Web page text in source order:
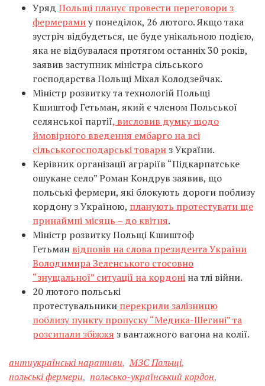
Уряд Польщі планує провести переговори з
фермерамиу понеділок, 26 лютого. Якщо така
зустріч відбудеться, це буде унікальною подією,
яка не відбувалася протягом останніх 30 років,
заявив заступник міністра сільського
господарства Польщі Міхал Колодзейчак.
Міністр розвитку та технологій Польщі
Кшиштоф Гетьман, який є членом Польської
селянської партії, висловив думку щодо
ймовірного введення ембарго на всі
сільськогосподарські товариз України.
Керівник організації аграріїв “Підкарпатське
ошукане село” Роман Кондрув заявив, що
польські фермери, які блокують дороги поблизу
кордону з Україною, планують протестувати ще
принаймні місяць – до квітня.
Міністр розвитку Польщі Кшиштоф
Гетьман відповів на слова президента України
Володимира Зеленського стосовно
“знущальної” ситуації на кордоні на тлі війни.
20 лютого польські
протестувальники перекрили залізницю
поблизу пункту пропуску “Медика-Шегині” та
розсипали збіжжя з вантажного вагона на колії.
антиукраїнські наративи, МЗС Польщі,
польські фермери, польсько-український кордон,